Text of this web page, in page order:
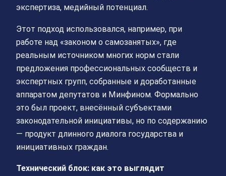
экспертиза, медийный потенциал.
Этот подход использовался, например, при
работе над «законом о самозанятых», где
реальным источником многих норм стали
предложения профессиональных сообществ и
экспертных групп, собранные и доработанные
аппаратом депутатов и Минфином. Формально
это был проект, внесённый субъектами
законодательной инициативы, но по содержанию
— продукт длинного диалога государства и
инициативных граждан.
Технический блок: как это выглядит